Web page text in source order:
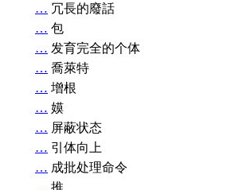
… 冗長的廢話
… 包
… 发育完全的个体
… 喬萊特
… 增根
… 嫫
… 屏蔽状态
… 引体向上
… 成批处理命令
… 推